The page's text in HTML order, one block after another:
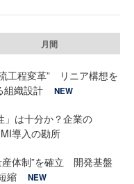
月間
工程変革” リニア構想を
組織設計
NEW
」は十分か？企業の
導入の勘所
産体制”を確立 開発基盤
縮
NEW